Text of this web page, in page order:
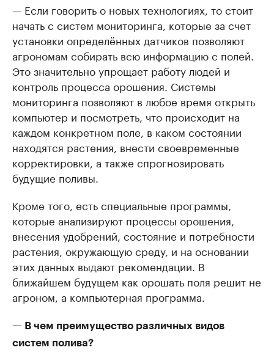
— Если говорить о новых технологиях, то стоит
начать с систем мониторинга, которые за счет
установки определённых датчиков позволяют
агрономам собирать всю информацию с полей.
Это значительно упрощает работу людей и
контроль процесса орошения. Системы
мониторинга позволяют в любое время открыть
компьютер и посмотреть, что происходит на
каждом конкретном поле, в каком состоянии
находятся растения, внести своевременные
корректировки, а также спрогнозировать
будущие поливы.
Кроме того, есть специальные программы,
которые анализируют процессы орошения,
внесения удобрений, состояние и потребности
растения, окружающую среду, и на основании
этих данных выдают рекомендации. В
ближайшем будущем как орошать поля решит не
агроном, а компьютерная программа.
— В чем преимущество различных видов
систем полива?